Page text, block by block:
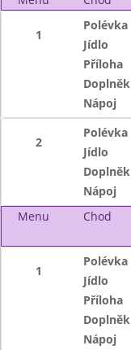
1
Polévka
Jídlo
Příloha
Doplněk
Nápoj
2
Polévka
Jídlo
Doplněk
Nápoj
Menu
Chod
1
Polévka
Jídlo
Příloha
Doplněk
Nápoj